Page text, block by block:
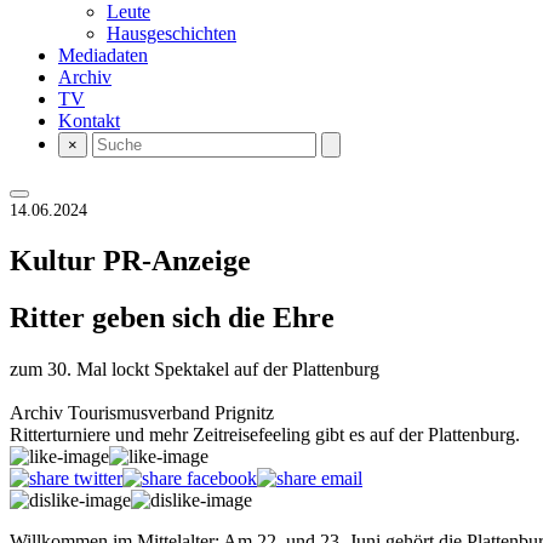
Leute
Hausgeschichten
Mediadaten
Archiv
TV
Kontakt
×
14.06.2024
Kultur PR-Anzeige
Ritter geben sich die Ehre
zum 30. Mal lockt Spektakel auf der Plattenburg
Archiv Tourismusverband Prignitz
Ritterturniere und mehr Zeitreisefeeling gibt es auf der Plattenburg.